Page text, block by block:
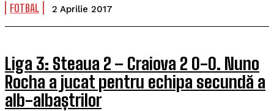
FOTBAL 2 Aprilie 2017
Liga 3: Steaua 2 – Craiova 2 0-0. Nuno
Rocha a jucat pentru echipa secundă a
alb-albaștrilor